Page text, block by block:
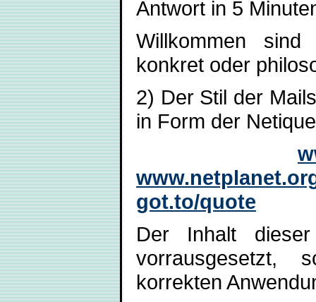
Antwort in 5
Willkommen
konkret oder
2) Der Stil der
in Form der
got.to/quote
Der Inhalt
vorrausgesetzt,
korrekten